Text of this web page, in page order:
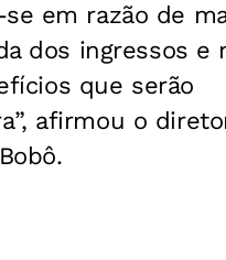
em razão de
dos ingressos e
que serão
afirmou o